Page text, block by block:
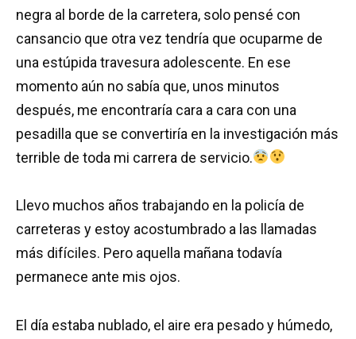
negra al borde de la carretera, solo pensé con
cansancio que otra vez tendría que ocuparme de
una estúpida travesura adolescente. En ese
momento aún no sabía que, unos minutos
después, me encontraría cara a cara con una
pesadilla que se convertiría en la investigación más
terrible de toda mi carrera de servicio.
Llevo muchos años trabajando en la policía de
carreteras y estoy acostumbrado a las llamadas
más difíciles. Pero aquella mañana todavía
permanece ante mis ojos.
El día estaba nublado, el aire era pesado y húmedo,